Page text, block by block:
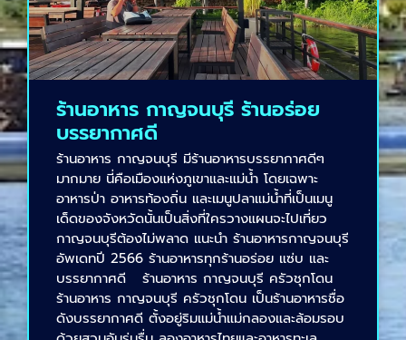
ร้านอาหาร กาญจนบุรี ร้านอร่อย
บรรยากาศดี
ร้านอาหาร กาญจนบุรี มีร้านอาหารบรรยากาศดีๆ
มากมาย นี่คือเมืองแห่งภูเขาและแม่น้ำ โดยเฉพาะ
อาหารป่า อาหารท้องถิ่น และเมนูปลาแม่น้ำที่เป็นเมนู
เด็ดของจังหวัดนั้นเป็นสิ่งที่ใครวางแผนจะไปเที่ยว
กาญจนบุรีต้องไม่พลาด แนะนำ ร้านอาหารกาญจนบุรี
อัพเดทปี 2566 ร้านอาหารทุกร้านอร่อย แซ่บ ​​และ
บรรยากาศดี ร้านอาหาร กาญจนบุรี ครัวชุกโดน
ร้านอาหาร กาญจนบุรี ครัวชุกโดน เป็นร้านอาหารชื่อ
ดังบรรยากาศดี ตั้งอยู่ริมแม่น้ำแม่กลองและล้อมรอบ